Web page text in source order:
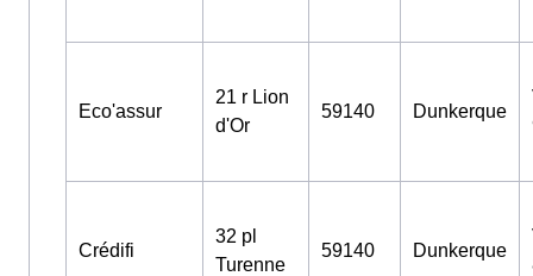
Eco'assur
21 r Lion
d'Or
59140 Dunkerque
Crédifi
32 pl
Turenne
59140 Dunkerque